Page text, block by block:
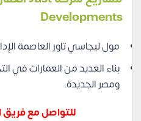
Developments
مول ليجاسي تاور العاصمة
بناء العديد من العمارات في
ومصر الجديدة.
للتواصل مع فريق